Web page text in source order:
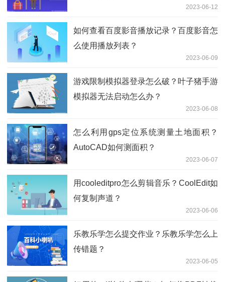
2023-06-12
如何查看百度影音播放记录？百度影音怎
么使用播放列表？
2023-06-09
游戏限制模拟器登录怎么破？叶子猪手游
模拟器无法启动怎么办？
2023-06-08
怎么利用gps定位系统测量土地面积？
AutoCAD如何测面积？
2023-06-07
用cooleditpro怎么剪辑音乐？CoolEdit如
何复制声道？
2023-06-06
乐教乐学怎么提交作业？乐教乐学怎么上
传错题？
2023-06-05